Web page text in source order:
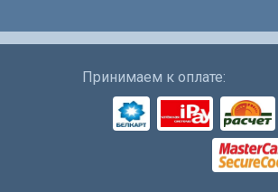
Принимаем к оплате: